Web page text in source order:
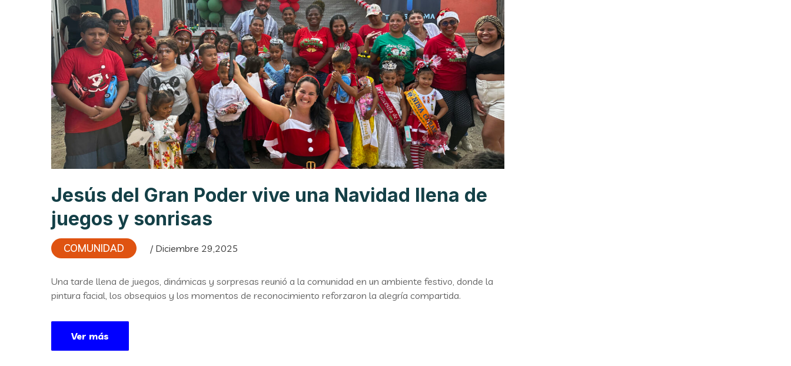
Jesús del Gran Poder vive una Navidad llena de
juegos y sonrisas
COMUNIDAD / Diciembre 29,2025
Una tarde llena de juegos, dinámicas y sorpresas reunió a la comunidad en un ambiente festivo, donde la
pintura facial, los obsequios y los momentos de reconocimiento reforzaron la alegría compartida.
Ver más